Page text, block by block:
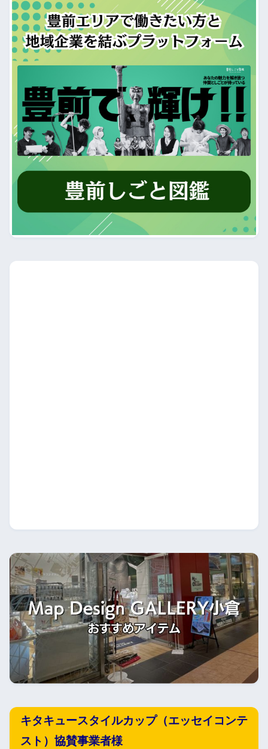
キタキュースタイルカップ（エッセイコンテ
スト）協賛事業者様